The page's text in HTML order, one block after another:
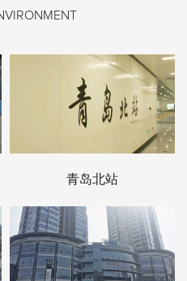
青岛北站